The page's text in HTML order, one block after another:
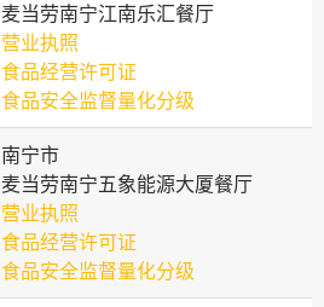
麦当劳南宁江南乐汇餐厅
营业执照
食品经营许可证
食品安全监督量化分级
南宁市
麦当劳南宁五象能源大厦餐厅
营业执照
食品经营许可证
食品安全监督量化分级